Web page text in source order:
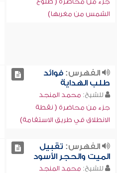
الشمس من مغربها)
الفهرس:فوائد
طلب الهداية
للشيخ: محمد المنجد
جزء من محاضرة ( نقطة
الانطلاق في طريق الاستقامة)
الفهرس: تقبيل
الميت والحجر الأسود
للشيخ: محمد المنجد